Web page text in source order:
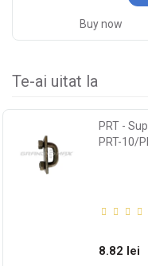
Buy now
Te-ai uitat la
PRT -
PRT-10/
8.82 lei